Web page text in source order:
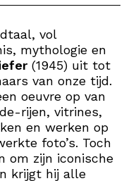
vol
mythologie en
(1945) uit tot
van onze tijd.
oeuvre op van
rijen, vitrines,
en werken op
foto’s. Toch
om zijn iconische
krijgt hij alle